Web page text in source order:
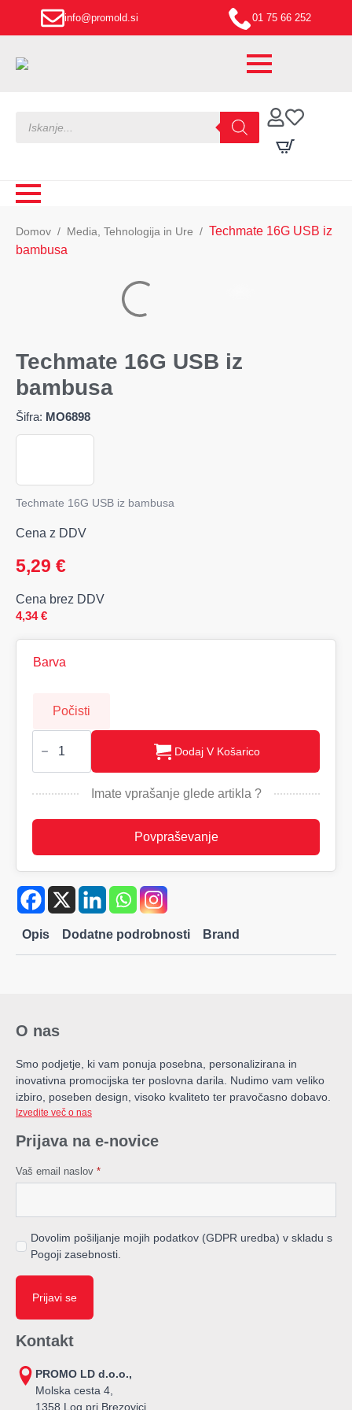
info@promold.si 01 75 66 252
search
Domov Media, Tehnologija in Ure
Techmate 16G USB iz
bambusa
Techmate 16G USB iz
bambusa
Šifra: MO6898
Techmate 16G USB iz bambusa
Cena z DDV
5,29 €
Cena brez DDV
4,34€
Barva
Počisti
Techmate
16G
iz
količina
Dodaj V Košarico
Imate vprašanje glede artikla ?
Povpraševanje
Opis Dodatne podrobnosti Brand
O nas
Smo podjetje, ki vam ponuja posebna, personalizirana in
inovativna promocijska ter poslovna darila. Nudimo vam veliko
izbiro, poseben design, visoko kvaliteto ter pravočasno dobavo.
Izvedite več o nas
Prijava na e-novice
Vaš email naslov *
Dovolim pošiljanje mojih podatkov (GDPR uredba) v skladu s
Pogoji zasebnosti.
Prijavi se
Kontakt
PROMO LD d.o.o.,
Molska cesta 4,
1358 Log pri Brezovici